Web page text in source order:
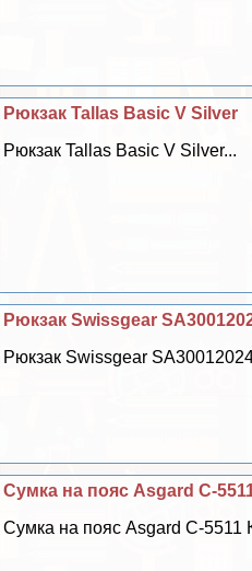
Рюкзак Tallas Basic V Silver
Рюкзак Tallas Basic V Silver...
Рюкзак Swissgear
Рюкзак Swissgear
Сумка на пояс Asgard С-
Сумка на пояс Asgard С-5511